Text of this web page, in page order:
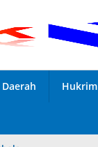
Daerah Hukrim